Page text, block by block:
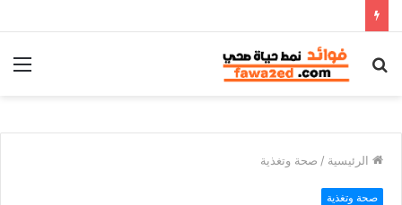
بحث
الرئيسية / صحة وتغذية
صحة وتغذية